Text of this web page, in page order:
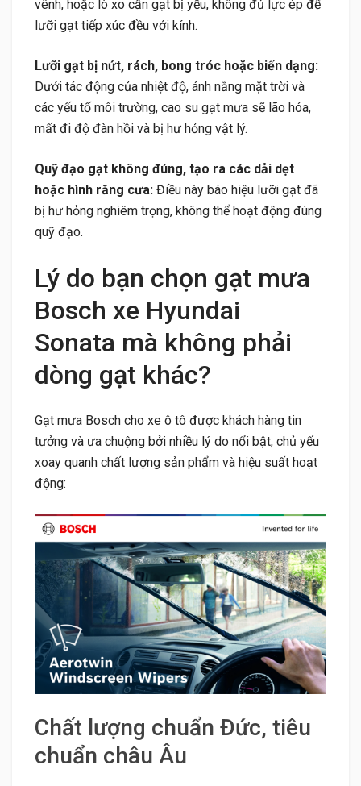
vênh, hoặc lò xo cần gạt bị yếu, không đủ lực ép để
lưỡi gạt tiếp xúc đều với kính.
Lưỡi gạt bị nứt, rách, bong tróc hoặc biến dạng:
Dưới tác động của nhiệt độ, ánh nắng mặt trời và
các yếu tố môi trường, cao su gạt mưa sẽ lão hóa,
mất đi độ đàn hồi và bị hư hỏng vật lý.
Quỹ đạo gạt không đúng, tạo ra các dải dẹt
hoặc hình răng cưa: Điều này báo hiệu lưỡi gạt đã
bị hư hỏng nghiêm trọng, không thể hoạt động đúng
quỹ đạo.
Lý do bạn chọn gạt mưa
Bosch xe Hyundai
Sonata mà không phải
dòng gạt khác?
Gạt mưa Bosch cho xe ô tô được khách hàng tin
tưởng và ưa chuộng bởi nhiều lý do nổi bật, chủ yếu
xoay quanh chất lượng sản phẩm và hiệu suất hoạt
động:
Chất lượng chuẩn Đức, tiêu
chuẩn châu Âu